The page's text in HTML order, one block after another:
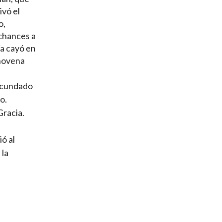
el
a
cayó en
al